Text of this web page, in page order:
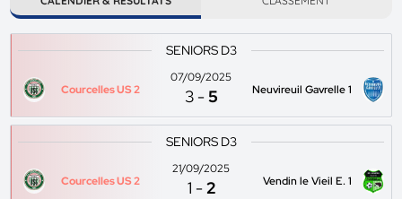
SENIORS D3
Courcelles US 2
07/09/2025
3 -5 Neuvireuil Gavrelle 1
SENIORS D3
Courcelles US 2
21/09/2025
1 -2 Vendin le Vieil E. 1